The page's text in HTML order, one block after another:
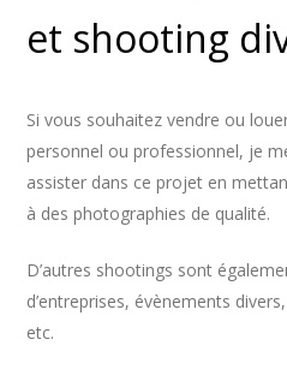
et shooting
Si vous souhaitez vendre ou
personnel ou professionnel, je
assister dans ce projet en
à des photographies de qualité.
D’autres shootings sont
d’entreprises, évènements
etc.